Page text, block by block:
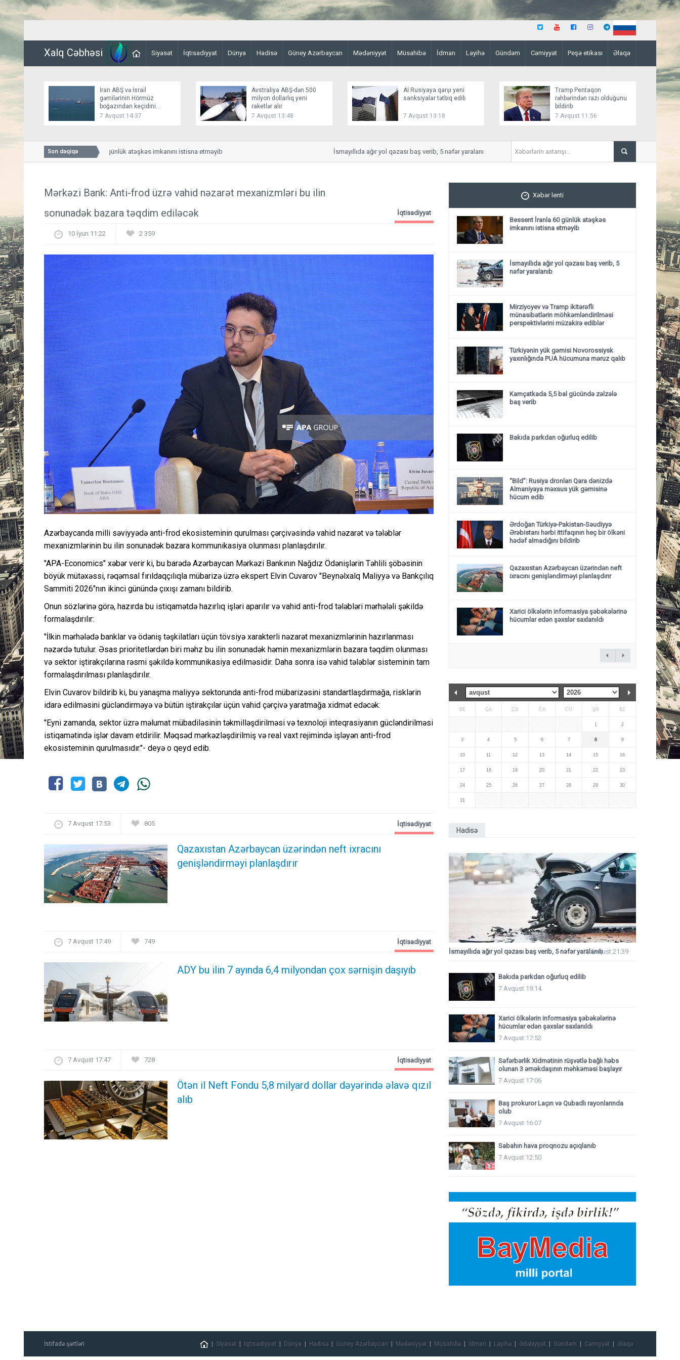
Xalq Cəbhəsi Siyasət İqtisadiyyat Dünya Hadisə Güney Azərbaycan Mədəniyyət Müsahibə İdman Layihə Gündəm Cəmiyyət Peşə etikası Əlaqə
İran ABŞ və İsrail
gəmilərinin Hörmüz
boğazından keçidini
bağlayır
7 Avqust 14:37
Avstraliya ABŞ-dən 500
milyon dollarlıq yeni
raketlər alır
7 Avqust 13:48
Aİ Rusiyaya qarşı yeni
sanksiyalar tətbiq edib
7 Avqust 13:18
Tramp Pentaqon
rəhbərindən razı olduğunu
bildirib
7 Avqust 11:56
Son dəqiqə
Bessent İranla 60 günlük atəşkəs imkanını istisna etməyib İsmayıllıda ağır yol qəzası baş verib, 5 nəfər yaralanıb
Mirziyoyev və Tramp
ediblər
Mərkəzi Bank: Anti-frod üzrə vahid nəzarət mexanizmləri bu ilin
sonunadək bazara təqdim ediləcək
İqtisadiyyat
10 İyun 11:22 2 359
Azərbaycanda milli səviyyədə anti-frod ekosisteminin qurulması çərçivəsində vahid nəzarət və tələblər
mexanizmlərinin bu ilin sonunadək bazara kommunikasiya olunması planlaşdırılır.
"APA-Economics" xəbər verir ki, bu barədə Azərbaycan Mərkəzi Bankının Nağdız Ödənişlərin Təhlili şöbəsinin
böyük mütəxəssi, rəqəmsal fırıldaqçılıqla mübarizə üzrə ekspert Elvin Cuvarov "Beynəlxalq Maliyyə və Bankçılıq
Sammiti 2026"nın ikinci günündə çıxışı zamanı bildirib.
Onun sözlərinə görə, hazırda bu istiqamətdə hazırlıq işləri aparılır və vahid anti-frod tələbləri mərhələli şəkildə
formalaşdırılır:
"İlkin mərhələdə banklar və ödəniş təşkilatları üçün tövsiyə xarakterli nəzarət mexanizmlərinin hazırlanması
nəzərdə tutulur. Əsas prioritetlərdən biri məhz bu ilin sonunadək həmin mexanizmlərin bazara təqdim olunması
və sektor iştirakçılarına rəsmi şəkildə kommunikasiya edilməsidir. Daha sonra isə vahid tələblər sisteminin tam
formalaşdırılması planlaşdırılır.
Elvin Cuvarov bildirib ki, bu yanaşma maliyyə sektorunda anti-frod mübarizəsini standartlaşdırmağa, risklərin
idarə edilməsini gücləndirməyə və bütün iştirakçılar üçün vahid çərçivə yaratmağa xidmət edəcək:
"Eyni zamanda, sektor üzrə məlumat mübadiləsinin təkmilləşdirilməsi və texnoloji inteqrasiyanın gücləndirilməsi
istiqamətində işlər davam etdirilir. Məqsəd mərkəzləşdirilmiş və real vaxt rejimində işləyən anti-frod
ekosisteminin qurulmasıdır."- deyə o qeyd edib.
7 Avqust 17:53 805
Qazaxıstan Azərbaycan üzərindən neft ixracını
genişləndirməyi planlaşdırır
İqtisadiyyat
7 Avqust 17:49 749
ADY bu ilin 7 ayında 6,4 milyondan çox sərnişin daşıyıb
İqtisadiyyat
7 Avqust 17:47 728
Ötən il Neft Fondu 5,8 milyard dollar dəyərində əlavə qızıl
alıb
İqtisadiyyat
Xəbər lenti
Bessent İranla 60 günlük atəşkəs
imkanını istisna etməyib
İsmayıllıda ağır yol qəzası baş verib, 5
nəfər yaralanıb
Mirziyoyev və Tramp ikitərəfli
münasibətlərin möhkəmləndirilməsi
perspektivlərini müzakirə ediblər
Türkiyənin yük gəmisi Novorossiysk
yaxınlığında PUA hücumuna məruz qalıb
Kamçatkada 5,5 bal gücündə zəlzələ
baş verib
Bakıda parkdan oğurluq edilib
“Bild”: Rusiya dronları Qara dənizdə
Almaniyaya məxsus yük gəmisinə
hücum edib
Ərdoğan Türkiyə-Pakistan-Səudiyyə
Ərəbistanı hərbi ittifaqının heç bir ölkəni
hədəf almadığını bildirib
Qazaxıstan Azərbaycan üzərindən neft
ixracını genişləndirməyi planlaşdırır
Xarici ölkələrin informasiya şəbəkələrinə
hücumlar edən şəxslər saxlanıldı
BE ÇA ÇƏ CA CÜ ŞƏ BZ
1 2
3 4 5 6 7 8 9
10 11 12 13 14 15 16
17 18 19 20 21 22 23
24 25 26 27 28 29 30
31
Hadisə
İsmayıllıda ağır yol qəzası baş verib, 5 nəfər yaralanıb7 Avqust 21:39
Bakıda parkdan oğurluq edilib
7 Avqust 19:14
Xarici ölkələrin informasiya şəbəkələrinə
hücumlar edən şəxslər saxlanıldı
7 Avqust 17:52
Səfərbərlik Xidmətinin rüşvətlə bağlı həbs
olunan 3 əməkdaşının məhkəməsi başlayır
7 Avqust 17:06
Baş prokuror Laçın və Qubadlı rayonlarında
olub
7 Avqust 16:07
Sabahın hava proqnozu açıqlanıb
7 Avqust 12:50
Siyasət İqtisadiyyat Dünya Hadisə Güney Azərbaycan Mədəniyyət Müsahibə İdman Layihə Ədəbiyyat Gündəm Cəmiyyət Əlaqə
İstifadə şərtləri